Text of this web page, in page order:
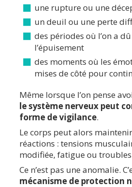
une rupture ou une
un deuil ou une perte
des périodes où l’on a
l’épuisement
des moments où les
mises de côté pour
Même lorsque l’on pense
le système nerveux peut
forme de vigilance.
Le corps peut alors
réactions : tensions
modifiée, fatigue ou
Ce n’est pas une anomalie.
mécanisme de protection